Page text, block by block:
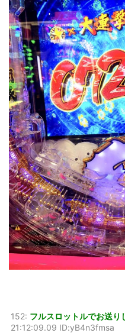
152: フルスロットルでお送り
21:12:09.09 ID:yB4n3fmsa